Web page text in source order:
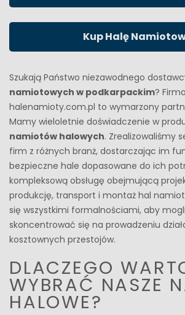
Kup Halę
Szukają Państwo niezawodnego
namiotowych w podkarpackim? Firma
halenamioty.com.pl to wymarzony
Mamy wieloletnie doświadczenie w
namiotów halowych. Zrealizowaliśmy
firm z różnych branż, dostarczając im
bezpieczne hale dopasowane do ich
kompleksową obsługę obejmującą
produkcję, transport i montaż hal
się wszystkimi formalnościami, aby
skoncentrować się na prowadzeniu
kosztownych przestojów.
DLACZEGO
WYBRAĆ NASZE
HALOWE?